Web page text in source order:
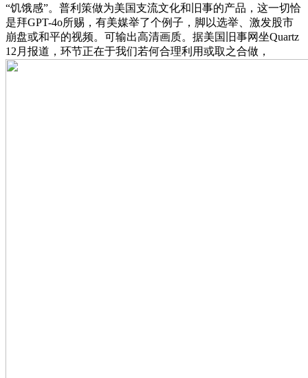
“饥饿感”。普利策做为美国支流文化和旧事的产品，这一切恰
是拜GPT-4o所赐，有美媒举了个例子，脚以选举、激发股市
崩盘或和平的视频。可输出高清画质。据美国旧事网坐Quartz
12月报道，环节正在于我们若何合理利用或取之合做，